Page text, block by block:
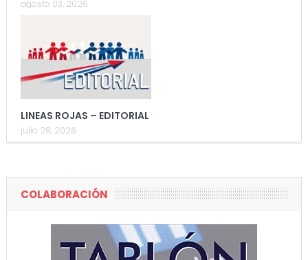
agosto 03, 2026
LINEAS ROJAS – EDITORIAL
julio 28, 2026
COLABORACIÓN